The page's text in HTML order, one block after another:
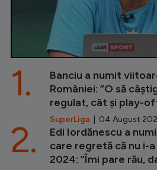
Banciu a numit
României: ”O să
regulat, cât și play-
SuperLiga | 04 August
1.
Edi Iordănescu a
care regretă că nu i-
2024: ”Îmi pare rău,
2.